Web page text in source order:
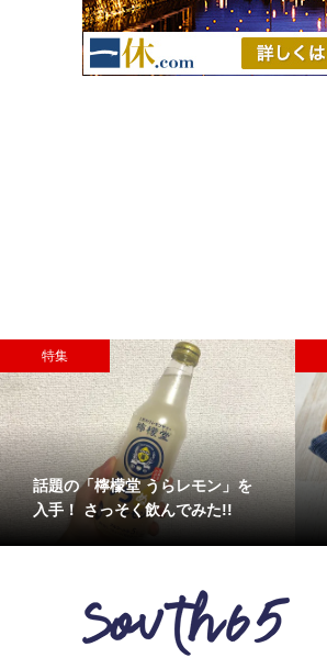
特集
話題の「檸檬堂 うらレモン」を
入手！ さっそく飲んでみた!!